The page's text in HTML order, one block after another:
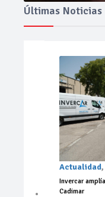
Últimas Noticias
Actualidad,
Invercar
Cadimar